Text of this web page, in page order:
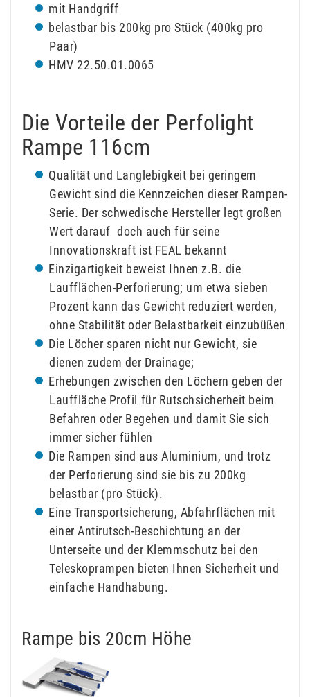
mit Handgriff
belastbar bis 200kg pro Stück (400kg pro
Paar)
HMV 22.50.01.0065
Die Vorteile der Perfolight
Rampe 116cm
Qualität und Langlebigkeit bei geringem
Gewicht sind die Kennzeichen dieser Rampen-
Serie. Der schwedische Hersteller legt großen
Wert darauf  doch auch für seine
Innovationskraft ist FEAL bekannt
Einzigartigkeit beweist Ihnen z.B. die
Laufflächen-Perforierung; um etwa sieben
Prozent kann das Gewicht reduziert werden,
ohne Stabilität oder Belastbarkeit einzubüßen
Die Löcher sparen nicht nur Gewicht, sie
dienen zudem der Drainage;
Erhebungen zwischen den Löchern geben der
Lauffläche Profil für Rutschsicherheit beim
Befahren oder Begehen und damit Sie sich
immer sicher fühlen
Die Rampen sind aus Aluminium, und trotz
der Perforierung sind sie bis zu 200kg
belastbar (pro Stück).
Eine Transportsicherung, Abfahrflächen mit
einer Antirutsch-Beschichtung an der
Unterseite und der Klemmschutz bei den
Teleskoprampen bieten Ihnen Sicherheit und
einfache Handhabung.
Rampe bis 20cm Höhe